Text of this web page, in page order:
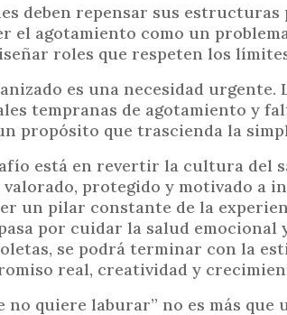
deben repensar sus
el agotamiento como un
roles que respeten los
es una necesidad
tempranas de agotamiento y
propósito que trascienda la
está en revertir la cultura del
protegido y motivado a
un pilar constante de la
por cuidar la salud
se podrá terminar con la
real, creatividad y
no quiere laburar” no es más